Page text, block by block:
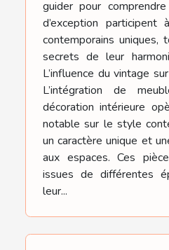
guider pour
d’exception
contemporains
secrets de leur
L’influence du vintage
L’intégration de
décoration intérieure
notable sur le style
un caractère unique et
aux espaces. Ces
issues de différentes
leur...